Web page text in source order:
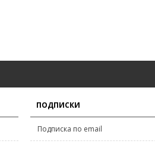
ПОДПИСКИ
Подписка по email